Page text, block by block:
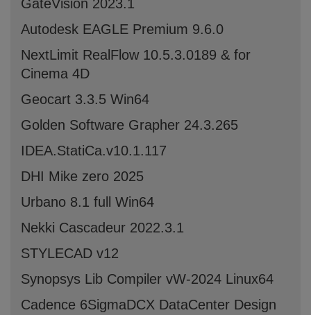
GateVision 2023.1
Autodesk EAGLE Premium 9.6.0
NextLimit RealFlow 10.5.3.0189 & for
Cinema 4D
Geocart 3.3.5 Win64
Golden Software Grapher 24.3.265
IDEA.StatiCa.v10.1.117
DHI Mike zero 2025
Urbano 8.1 full Win64
Nekki Cascadeur 2022.3.1
STYLECAD v12
Synopsys Lib Compiler vW-2024 Linux64
Cadence 6SigmaDCX DataCenter Design